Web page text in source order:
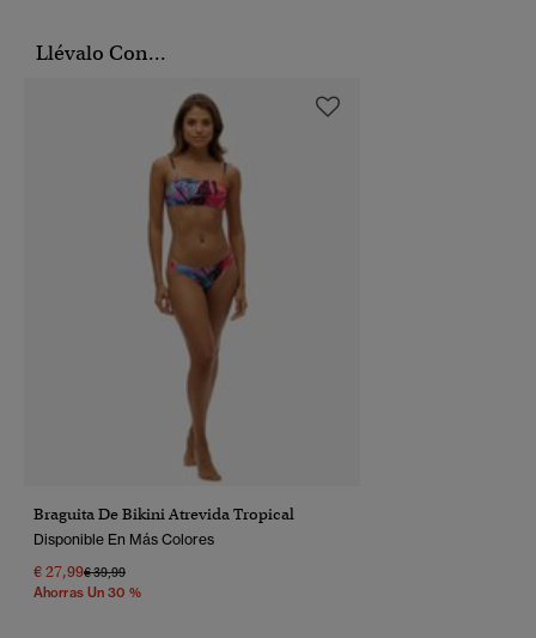
Llévalo Con...
Braguita De Bikini Atrevida Tropical
Disponible En Más Colores
€ 27,99Precio Rebajado De
€ 39,99A
Ahorras Un 30 %